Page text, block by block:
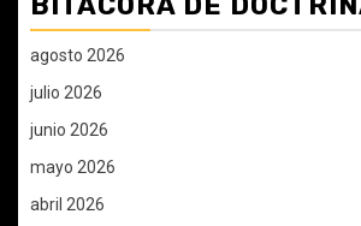
agosto 2026
julio 2026
junio 2026
mayo 2026
abril 2026